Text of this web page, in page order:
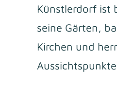
Künstlerdorf ist
seine Gärten,
Kirchen und
Aussichtspunkte